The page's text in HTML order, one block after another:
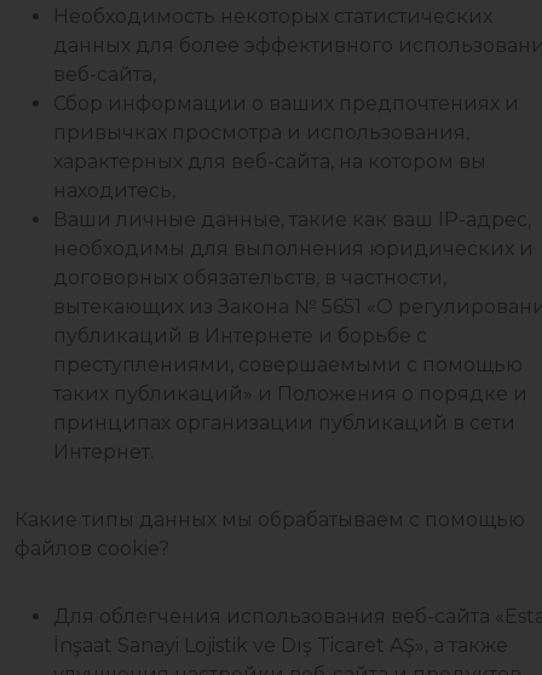
Необходимость некоторых статистических
данных для более эффективного
веб-сайта,
Сбор информации о ваших предпочтениях и
привычках просмотра и использования,
характерных для веб-сайта, на котором вы
находитесь,
Ваши личные данные, такие как ваш IP-адрес,
необходимы для выполнения юридических и
договорных обязательств, в частности,
вытекающих из Закона № 5651 «О
публикаций в Интернете и борьбе с
преступлениями, совершаемыми с помощью
таких публикаций» и Положения о порядке и
принципах организации публикаций в сети
Интернет.
Какие типы данных мы обрабатываем с помощью
файлов cookie?
Для облегчения использования веб-сайта
İnşaat Sanayi Lojistik ve Dış Ticaret AŞ», а также